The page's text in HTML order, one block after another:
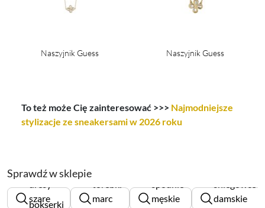
Naszyjnik Guess Naszyjnik Guess
To też może Cię zainteresować >>> Najmodniejsze
stylizacje ze sneakersami w 2026 roku
Sprawdź w sklepie
szare
marc
męskie
damskie
bokserki